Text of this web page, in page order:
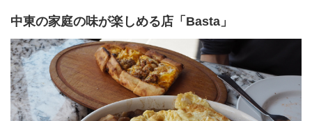
中東の家庭の味が楽しめる店「Basta」